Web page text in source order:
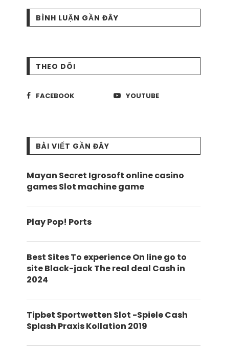
BÌNH LUẬN GẦN ĐÂY
THEO DÕI
FACEBOOK YOUTUBE
BÀI VIẾT GẦN ĐÂY
Mayan Secret Igrosoft online casino
games Slot machine game
Play Pop! Ports
Best Sites To experience On line go to
site Black-jack The real deal Cash in
2024
Tipbet Sportwetten Slot -Spiele Cash
Splash Praxis Kollation 2019